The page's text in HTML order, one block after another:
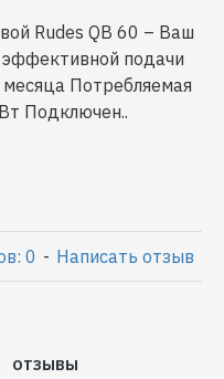
Rudes QB 60 – Ваш
подачи
Потребляемая
Подключен..
0 - Написать отзыв
ОТЗЫВЫ